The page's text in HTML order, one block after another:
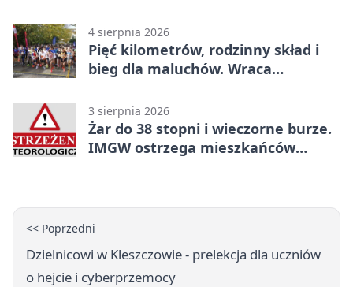
4 sierpnia 2026
Pięć kilometrów, rodzinny skład i
bieg dla maluchów. Wraca
3 sierpnia 2026
Żar do 38 stopni i wieczorne burze.
IMGW ostrzega mieszkańców
<< Poprzedni
Dzielnicowi w Kleszczowie - prelekcja dla uczniów
o hejcie i cyberprzemocy